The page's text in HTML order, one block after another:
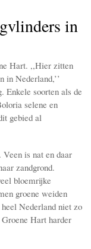
in
Hart. ,,Hier zitten
in Nederland,’’
Enkele soorten als de
selene en
gebied al
is nat en daar
zandgrond.
bloemrijke
groene weiden
Nederland niet zo
Hart harder